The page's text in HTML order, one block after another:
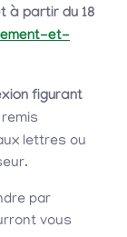
à partir du 18
et-
figurant
lettres ou
par
vous